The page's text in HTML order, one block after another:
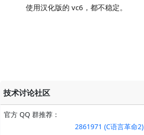
使用汉化版的 vc6，都不稳定。
技术讨论社区
官方 QQ 群推荐：
2861971 (C语言革命2)